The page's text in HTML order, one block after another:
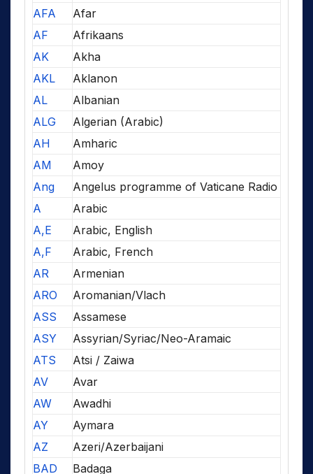
AFA
Afar
AF
Afrikaans
AK
Akha
AKL
Aklanon
AL
Albanian
ALG
Algerian (Arabic)
AH
Amharic
AM
Amoy
Ang
Angelus programme of Vaticane Radio
A
Arabic
A,E
Arabic, English
A,F
Arabic, French
AR
Armenian
ARO
Aromanian/Vlach
ASS
Assamese
ASY
Assyrian/Syriac/Neo-Aramaic
ATS
Atsi / Zaiwa
AV
Avar
AW
Awadhi
AY
Aymara
AZ
Azeri/Azerbaijani
BAD
Badaga